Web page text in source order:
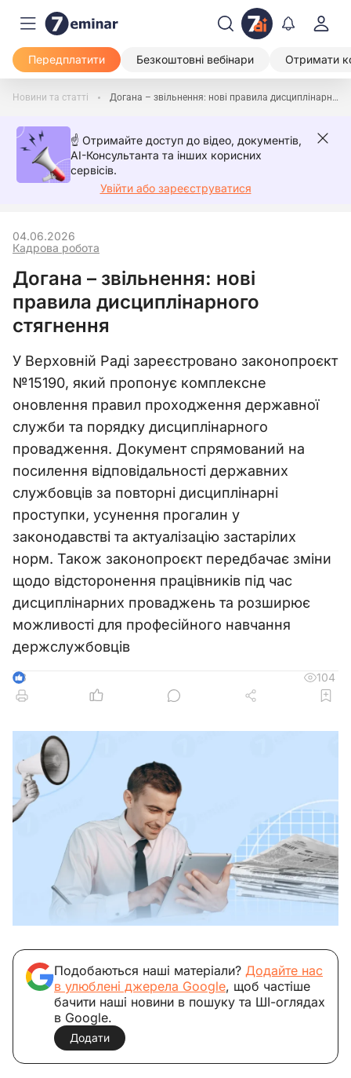
Передплатити Безкоштовні вебінари Отримати
Новини та статті Догана – звільнення: нові правила дисциплінарного стягнення
☝️ Отримайте доступ до відео, документів,
AI-Консультанта та інших корисних
сервісів.
Увійти або зареєструватися
Кадрова робота
04.06.2026
Догана – звільнення: нові
правила дисциплінарного
стягнення
У Верховній Раді зареєстровано законопроєкт
№15190, який пропонує комплексне
оновлення правил проходження державної
служби та порядку дисциплінарного
провадження. Документ спрямований на
посилення відповідальності державних
службовців за повторні дисциплінарні
проступки, усунення прогалин у
законодавстві та актуалізацію застарілих
норм. Також законопроєкт передбачає зміни
щодо відсторонення працівників під час
дисциплінарних проваджень та розширює
можливості для професійного навчання
держслужбовців
3 104
Подобаються наші матеріали? Додайте нас
в улюблені джерела Google, щоб частіше
бачити наші новини в пошуку та ШІ-оглядах
в Google.
Додати